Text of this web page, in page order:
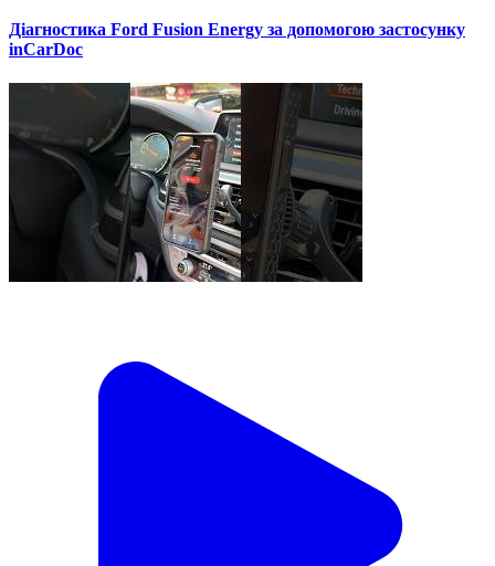
Діагностика Ford Fusion Energy за допомогою застосунку
inCarDoc